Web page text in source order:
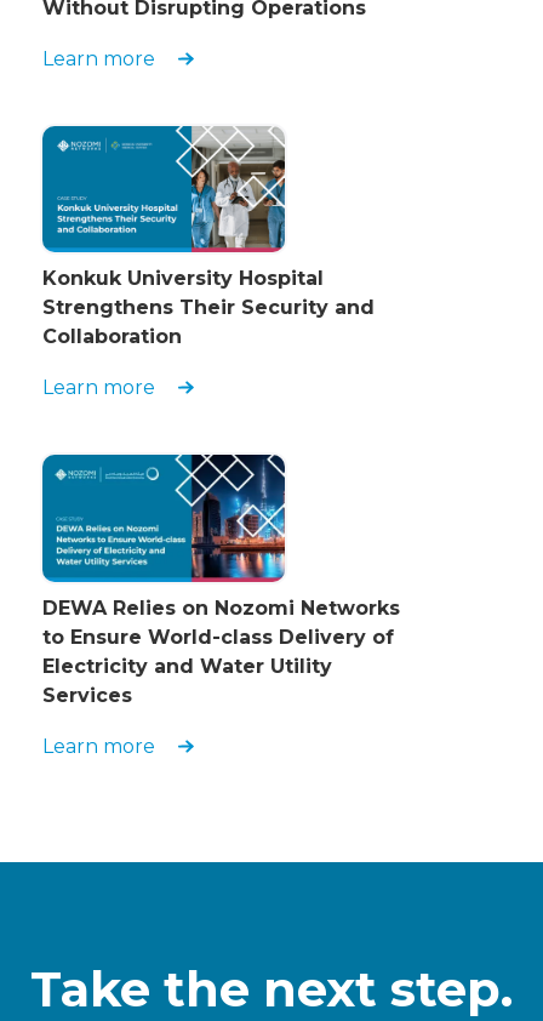
Without Disrupting Operations
Learn more
Konkuk University Hospital
Strengthens Their Security and
Collaboration
Learn more
DEWA Relies on Nozomi Networks
to Ensure World-class Delivery of
Electricity and Water Utility
Services
Learn more
Take the next step.